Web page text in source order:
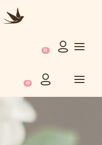
Produkty w
Produkty w koszyku: